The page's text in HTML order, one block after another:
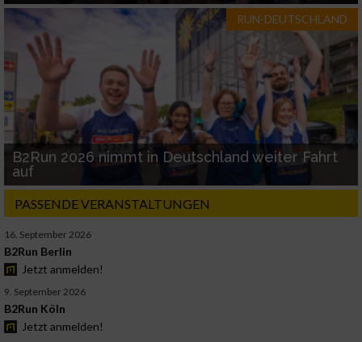
RUN-DEUTSCHLAND
B2Run 2026 nimmt in Deutschland weiter Fahrt
auf
PASSENDE VERANSTALTUNGEN
16. September 2026
B2Run Berlin
Jetzt anmelden!
9. September 2026
B2Run Köln
Jetzt anmelden!